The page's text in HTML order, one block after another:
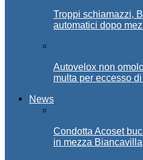
Troppi schiamazzi,
automatici dopo
Autovelox non
multa per eccesso
News
Condotta Acoset
in mezza Biancavilla